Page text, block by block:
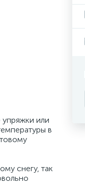
или
в
снегу, так